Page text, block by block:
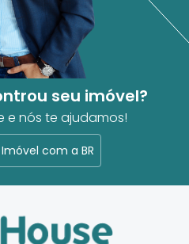
seu imóvel?
e nós te ajudamos!
com a BR